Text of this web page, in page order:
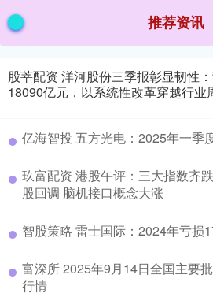
推荐资讯
股莘配资 洋河股份三季报彰显韧性
18090亿元，以系统性改革穿越行业
亿海智投 五方光电：2025年一季
玖富配资 港股午评：三大指数齐
股回调 脑机接口概念大涨
智股策略 雷士国际：2024年亏损
富深所 2025年9月14日全国主要
行情